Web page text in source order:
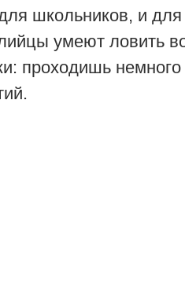
школьников, и
умеют ловить
проходишь